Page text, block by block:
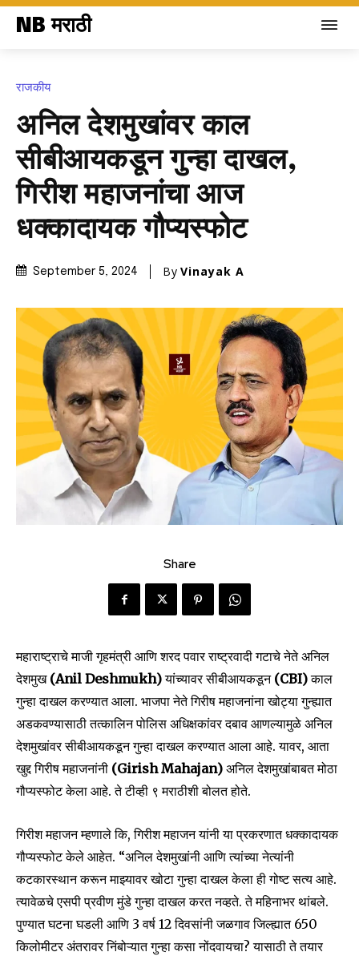
NB मराठी
राजकीय
अनिल देशमुखांवर काल
सीबीआयकडून गुन्हा दाखल,
गिरीश महाजनांचा आज
धक्कादायक गौप्यस्फोट
September 5, 2024 By Vinayak A
Share
महाराष्ट्राचे माजी गृहमंत्री आणि शरद पवार राष्ट्रवादी गटाचे नेते अनिल
देशमुख (Anil Deshmukh)यांच्यावर सीबीआयकडून (CBI)काल
गुन्हा दाखल करण्यात आला. भाजपा नेते गिरीष महाजनांना खोट्या गुन्ह्यात
अडकवण्यासाठी तत्कालिन पोलिस अधिक्षकांवर दबाव आणल्यामुळे अनिल
देशमुखांवर सीबीआयकडून गुन्हा दाखल करण्यात आला आहे. यावर, आता
खुद्द गिरीष महाजनांनी (Girish Mahajan) अनिल देशमुखांबाबत मोठा
गौप्यस्फोट केला आहे. ते टीव्ही ९ मराठीशी बोलत होते.
गिरीश महाजन म्हणाले कि, गिरीश महाजन यांनी या प्रकरणात धक्कादायक
गौप्यस्फोट केले आहेत. “अनिल देशमुखांनी आणि त्यांच्या नेत्यांनी
कटकारस्थान करून माझ्यावर खोटा गुन्हा दाखल केला ही गोष्ट सत्य आहे.
त्यावेळचे एसपी प्रवीण मुंडे गुन्हा दाखल करत नव्हते. ते महिनाभर थांबले.
पुण्यात घटना घडली आणि 3 वर्ष 12 दिवसांनी जळगाव जिल्ह्यात 650
किलोमीटर अंतरावर निंबोऱ्यात गुन्हा कसा नोंदवायचा? यासाठी ते तयार